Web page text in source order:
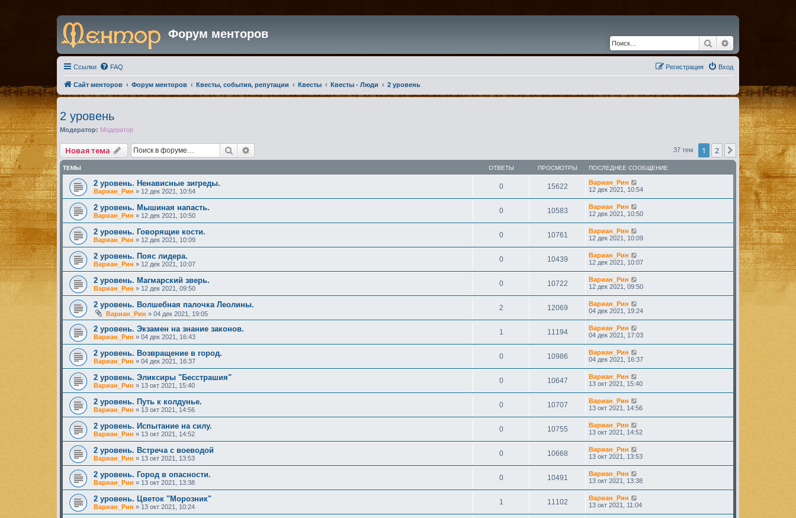
Форум менторов
Поиск
Ссылки FAQ Вход
Регистрация
Сайт менторов Форум менторов Квесты, события, репутации Квесты Квесты - Люди 2 уровень
2 уровень
Модератор: Модератор
Новая тема Поиск 37 тем 1 2 След.
ТЕМЫ ОТВЕТЫ ПРОСМОТРЫ ПОСЛЕДНЕЕ СООБЩЕНИЕ
2 уровень. Ненависные зигреды.
Вариан_Рин » 12 дек 2021, 10:54
0 15622
Вариан_Рин
12 дек 2021, 10:54
2 уровень. Мышиная напасть.
Вариан_Рин » 12 дек 2021, 10:50
0 10583
Вариан_Рин
12 дек 2021, 10:50
2 уровень. Говорящие кости.
Вариан_Рин » 12 дек 2021, 10:09
0 10761
Вариан_Рин
12 дек 2021, 10:09
2 уровень. Пояс лидера.
Вариан_Рин » 12 дек 2021, 10:07
0 10439
Вариан_Рин
12 дек 2021, 10:07
2 уровень. Магмарский зверь.
Вариан_Рин » 12 дек 2021, 09:50
0 10722
Вариан_Рин
12 дек 2021, 09:50
2 уровень. Волшебная палочка Леолины.
Вариан_Рин » 04 дек 2021, 19:05
2 12069
Вариан_Рин
04 дек 2021, 19:24
2 уровень. Экзамен на знание законов.
Вариан_Рин » 04 дек 2021, 16:43
1 11194
Вариан_Рин
04 дек 2021, 17:03
2 уровень. Возвращение в город.
Вариан_Рин » 04 дек 2021, 16:37
0 10986
Вариан_Рин
04 дек 2021, 16:37
2 уровень. Эликсиры "Бесстрашия"
Вариан_Рин » 13 окт 2021, 15:40
0 10647
Вариан_Рин
13 окт 2021, 15:40
2 уровень. Путь к колдунье.
Вариан_Рин » 13 окт 2021, 14:56
0 10707
Вариан_Рин
13 окт 2021, 14:56
2 уровень. Испытание на силу.
Вариан_Рин » 13 окт 2021, 14:52
0 10755
Вариан_Рин
13 окт 2021, 14:52
2 уровень. Встреча с воеводой
Вариан_Рин » 13 окт 2021, 13:53
0 10668
Вариан_Рин
13 окт 2021, 13:53
2 уровень. Город в опасности.
Вариан_Рин » 13 окт 2021, 13:38
0 10491
Вариан_Рин
13 окт 2021, 13:38
2 уровень. Цветок "Морозник"
Вариан_Рин » 13 окт 2021, 10:24
1 11102
Вариан_Рин
13 окт 2021, 11:04